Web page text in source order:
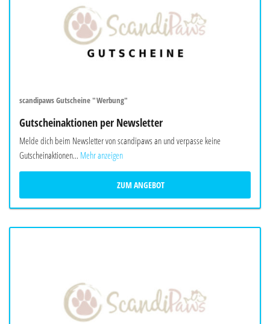
scandipaws Gutscheine "Werbung"
Gutscheinaktionen per Newsletter
Melde dich beim Newsletter von scandipaws an und verpasse keine
Gutscheinaktionen... Mehr anzeigen
ZUM ANGEBOT